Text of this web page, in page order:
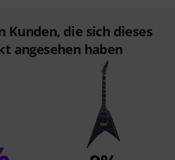
Kunden, die sich dieses
angesehen haben